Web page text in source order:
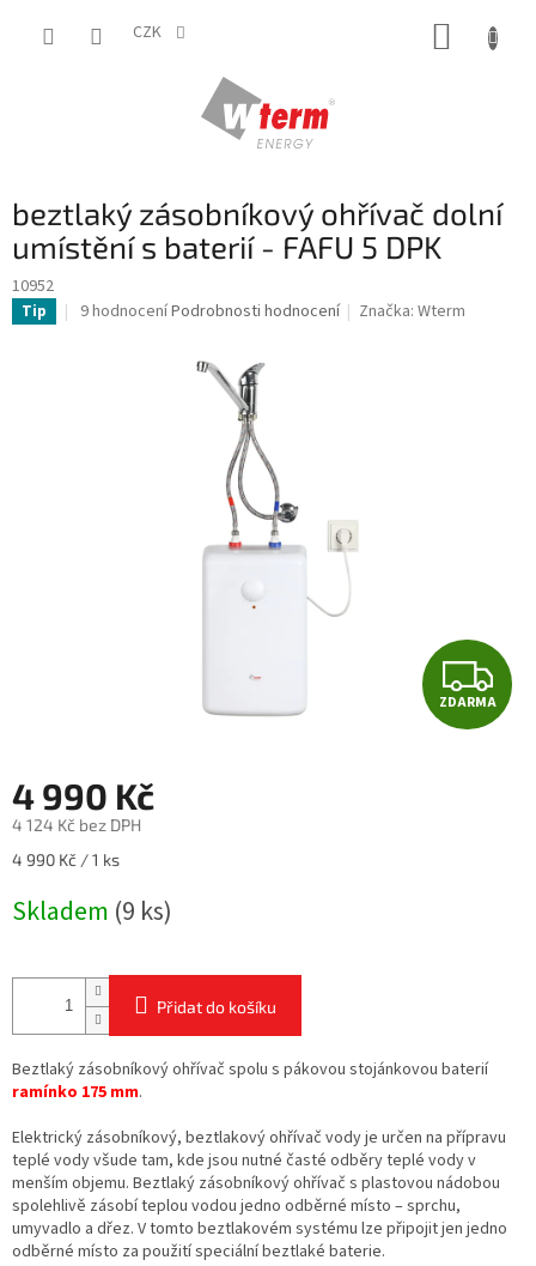
CZK
beztlaký zásobníkový ohřívač dolní
umístění s baterií - FAFU 5 DPK
10952
Tip
Průměrné
9 hodnoceníPodrobnosti hodnocení Značka:Wterm
Z
D
ZDARMA
4 990 Kč
4 124 Kč bez DPH
Měrná
4 990 Kč / 1 ks
Skladem (9 ks)
Přidat do košíku
Beztlaký zásobníkový ohřívač spolu s pákovou stojánkovou baterií
ramínko 175 mm.
Elektrický zásobníkový, beztlakový ohřívač vody je určen na přípravu
teplé vody všude tam, kde jsou nutné časté odběry teplé vody v
menším objemu. Beztlaký zásobníkový ohřívač s plastovou nádobou
spolehlivě zásobí teplou vodou jedno odběrné místo – sprchu,
umyvadlo a dřez. V tomto beztlakovém systému lze připojit jen jedno
odběrné místo za použití speciální beztlaké baterie.